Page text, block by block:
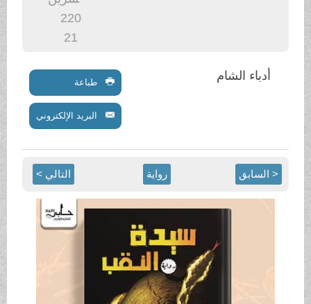
220
أدباء الشام طباعة
البريد الإلكتروني
< السابق رواية التالي >